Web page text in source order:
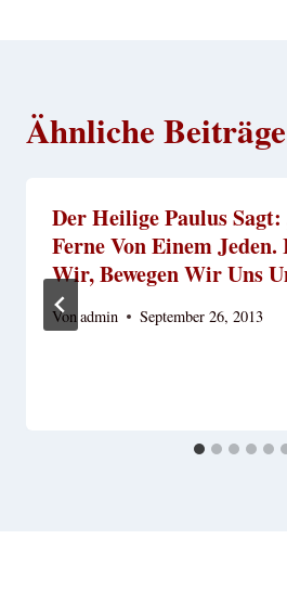
Ähnliche Beiträge
Der Heilige Paulus
Ferne Von Einem
Wir, Bewegen Wir Uns
Vonadmin September 26, 2013